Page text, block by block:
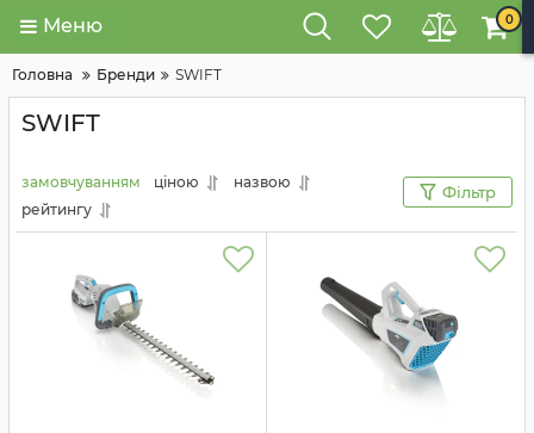
Меню 0
Головна Бренди SWIFT
SWIFT
замовчуванням ціною
назвою
рейтингу
Фільтр